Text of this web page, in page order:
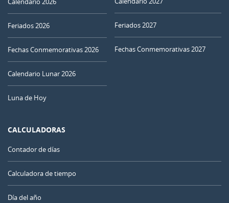
Feriados 2026
Fechas Conmemorativas 2026
Calendario Lunar 2026
Luna de Hoy
Feriados 2027
Fechas Conmemorativas 2027
CALCULADORAS
Contador de días
Calculadora de tiempo
Día del año